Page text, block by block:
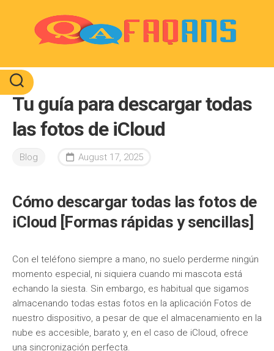
Tu guía para descargar todas
las fotos de iCloud
Blog August 17, 2025
Cómo descargar todas las fotos de
iCloud [Formas rápidas y sencillas]
Con el teléfono siempre a mano, no suelo perderme ningún
momento especial, ni siquiera cuando mi mascota está
echando la siesta. Sin embargo, es habitual que sigamos
almacenando todas estas fotos en la aplicación Fotos de
nuestro dispositivo, a pesar de que el almacenamiento en la
nube es accesible, barato y, en el caso de iCloud, ofrece
una sincronización perfecta.